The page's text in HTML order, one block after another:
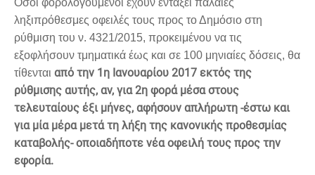
Όσοι φορολογούμενοι έχουν εντάξει παλαιές
ληξιπρόθεσμες οφειλές τους προς το Δημόσιο στη
ρύθμιση του ν. 4321/2015, προκειμένου να τις
εξοφλήσουν τμηματικά έως και σε 100 μηνιαίες δόσεις, θα
τίθενται από την 1η Ιανουαρίου 2017 εκτός της
ρύθμισης αυτής, αν, για 2η φορά μέσα στους
τελευταίους έξι μήνες, αφήσουν απλήρωτη -έστω και
για μία μέρα μετά τη λήξη της κανονικής προθεσμίας
καταβολής- οποιαδήποτε νέα οφειλή τους προς την
εφορία.